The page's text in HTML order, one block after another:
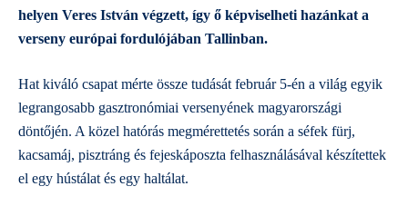
helyen Veres István végzett, így ő képviselheti hazánkat a
verseny európai fordulójában Tallinban.
Hat kiváló csapat mérte össze tudását február 5-én a világ egyik
legrangosabb gasztronómiai versenyének magyarországi
döntőjén. A közel hatórás megmérettetés során a séfek fürj,
kacsamáj, pisztráng és fejeskáposzta felhasználásával készítettek
el egy hústálat és egy haltálat.